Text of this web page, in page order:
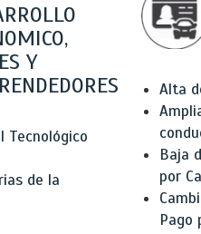
Y
Tecnológico
de la
Alta
Baja
por
Pago